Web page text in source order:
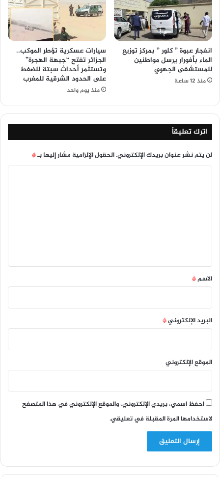
انفجار عبوة ” كلور ” بمركز توزيع
الماء بأفورار يرسل مواطنين
للمستشفى الجهوي
منذ 12 ساعة
سيارات عسكرية تؤطر الموكب..
الجزائر تفتح “جبهة الهجرة”
وتستثمر أحداث سبتة للضغط
على الحدود الشرقية للمغرب
منذ يوم واحد
اترك تعليقاً
لن يتم نشر عنوان بريدك الإلكتروني.الحقول الإلزامية مشار إليها بـ*
*
الاسم*
البريد الإلكتروني*
الموقع الإلكتروني
احفظ اسمي، بريدي الإلكتروني، والموقع الإلكتروني في هذا المتصفح
لاستخدامها المرة المقبلة في تعليقي.